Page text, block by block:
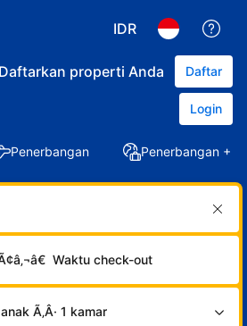
IDR
Daftarkan properti Anda Daftar
Login
Penerbangan Penerbangan +
Waktu check-out
Ã‚Â· 1 kamar